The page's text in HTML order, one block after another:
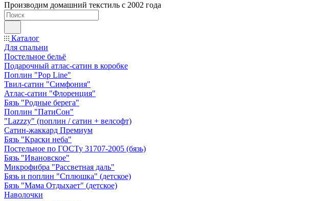
Производим домашний текстиль с 2002 года
Каталог
Для спальни
Постельное бельё
Подарочный атлас-сатин в коробке
Поплин "Pop Line"
Твил-сатин "Симфония"
Атлас-сатин "Флоренция"
Бязь "Родные берега"
Поплин "ПатиСон"
"Lazzzy" (поплин / сатин + велсофт)
Сатин-жаккард Премиум
Бязь "Краски неба"
Постельное по ГОСТу 31707-2005 (бязь)
Бязь "Ивановское"
Микрофибра "Рассветная даль"
Бязь и поплин "Сплюшка" (детское)
Бязь "Мама Отдыхает" (детское)
Наволочки